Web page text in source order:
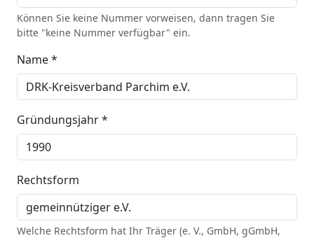
Können Sie keine Nummer vorweisen, dann tragen Sie
bitte "keine Nummer verfügbar" ein.
Name *
Gründungsjahr *
Rechtsform
Welche Rechtsform hat Ihr Träger (e. V., GmbH, gGmbH,